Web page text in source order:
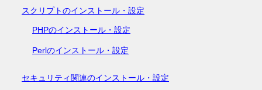
スクリプトのインストール・設定
PHPのインストール・設定
Perlのインストール・設定
セキュリティ関連のインストール・設定